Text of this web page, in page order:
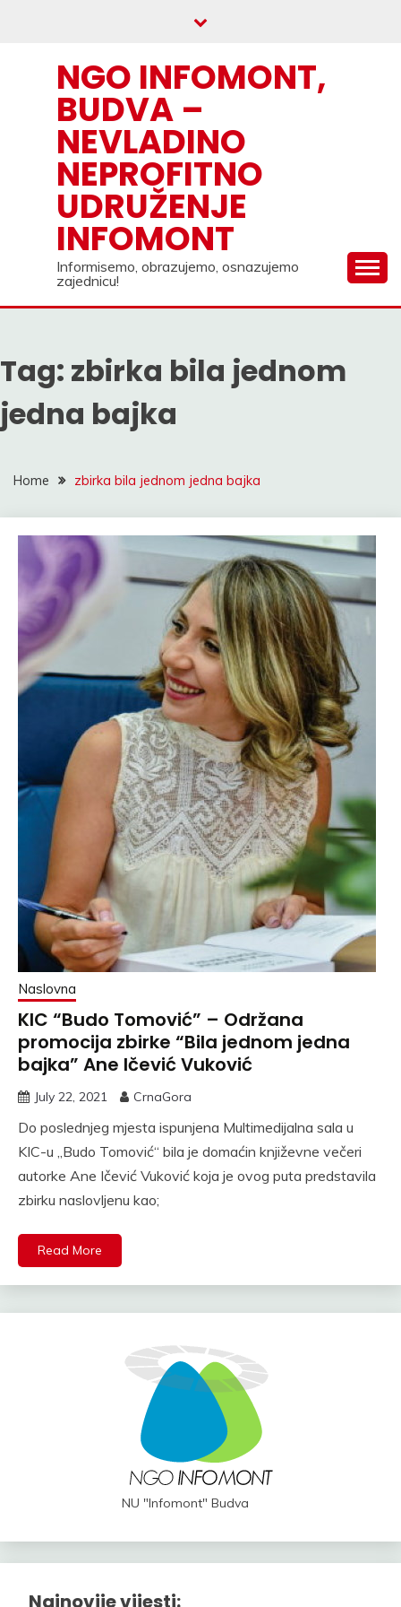
NGO INFOMONT,
BUDVA –
NEVLADINO
NEPROFITNO
UDRUŽENJE
INFOMONT
Informisemo, obrazujemo, osnazujemo
zajednicu!
Tag: zbirka bila jednom
jedna bajka
Home zbirka bila jednom jedna bajka
Naslovna
KIC “Budo Tomović” – Održana
promocija zbirke “Bila jednom jedna
bajka” Ane Ičević Vuković
July 22, 2021 CrnaGora
Do poslednjeg mjesta ispunjena Multimedijalna sala u
KIC-u ,,Budo Tomović“ bila je domaćin književne večeri
autorke Ane Ičević Vuković koja je ovog puta predstavila
zbirku naslovljenu kao;
Read More
NU "Infomont" Budva